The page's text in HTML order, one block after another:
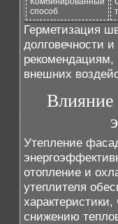
способ
Герметизация
долговечности
рекомендациям,
внешних
Влияние
Утепление
отопление и
утеплителя
снижению